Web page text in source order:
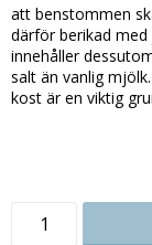
att benstommen
därför berikad
innehåller
salt än vanlig
kost är en viktig